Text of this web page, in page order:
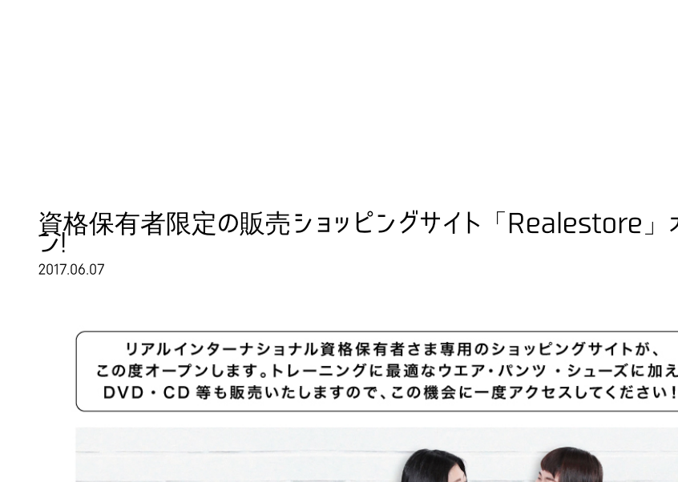
資格保有者限定の販売ショッピングサイト「Realestore」
ン!
2017.06.07